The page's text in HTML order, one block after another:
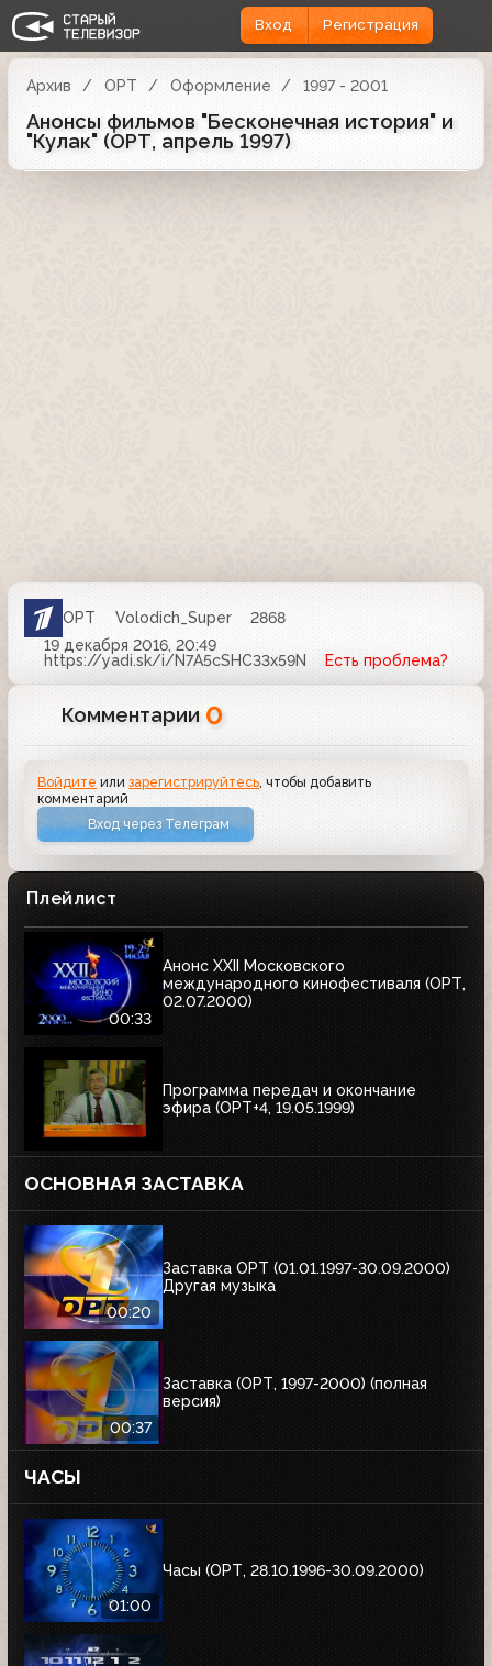
Вход Регистрация
Архив ОРТ Оформление 1997 - 2001
Анонсы фильмов "Бесконечная история" и
"Кулак" (ОРТ, апрель 1997)
ОРТ Volodich_Super
2868
19 декабря 2016, 20:49
https://yadi.sk/i/N7A5cSHC33x59N
Есть проблема?
Комментарии 0
Войдите илизарегистрируйтесь , чтобы добавить
комментарий
Вход через Телеграм
Плейлист
00:33
Анонс XXII Московского
международного кинофестиваля (ОРТ,
02.07.2000)
Программа передач и окончание
эфира (ОРТ+4, 19.05.1999)
ОСНОВНАЯ ЗАСТАВКА
00:20
Заставка ОРТ (01.01.1997-30.09.2000)
Другая музыка
00:37
Заставка (ОРТ, 1997-2000) (полная
версия)
ЧАСЫ
01:00
Часы (ОРТ, 28.10.1996-30.09.2000)